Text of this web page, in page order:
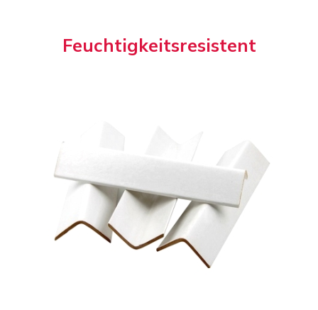
Feuchtigkeitsresistent